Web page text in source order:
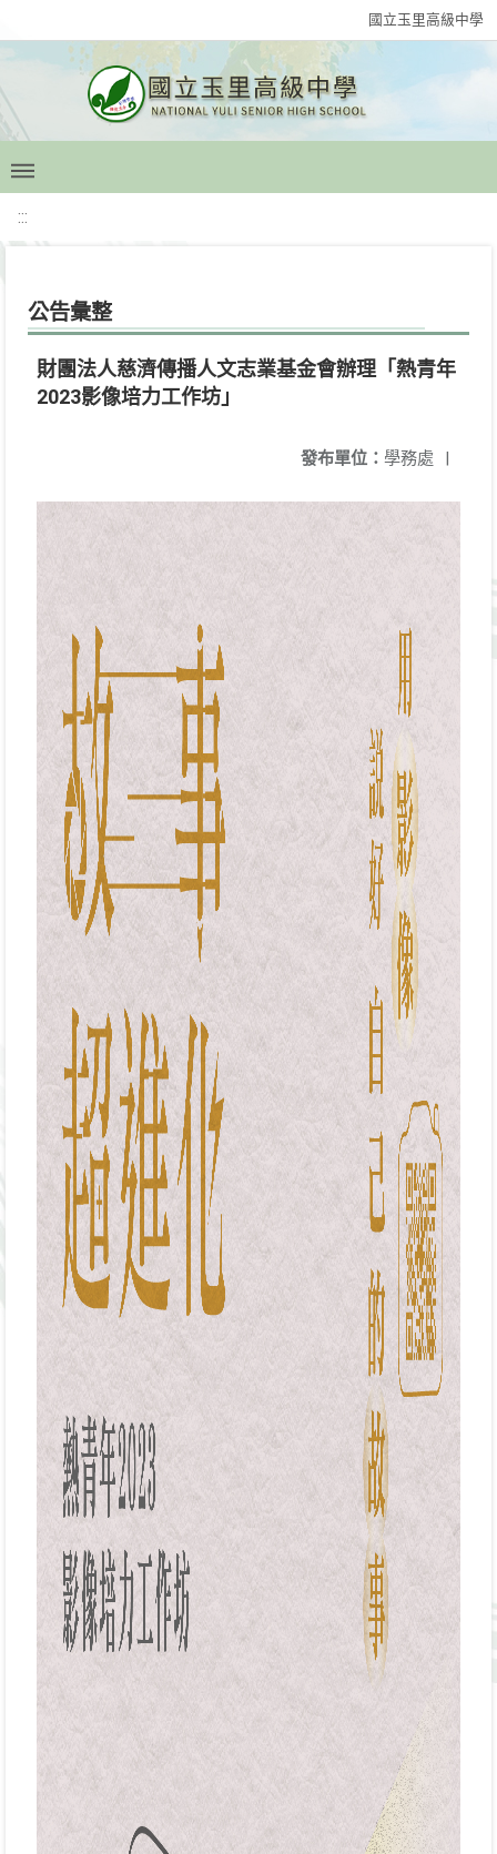
國立玉里高級中學
:::
公告彙整
財團法人慈濟傳播人文志業基金會辦理「熱青年
2023影像培力工作坊」
發布單位： 學務處 |